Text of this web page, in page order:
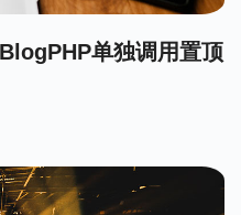
单独调用置顶